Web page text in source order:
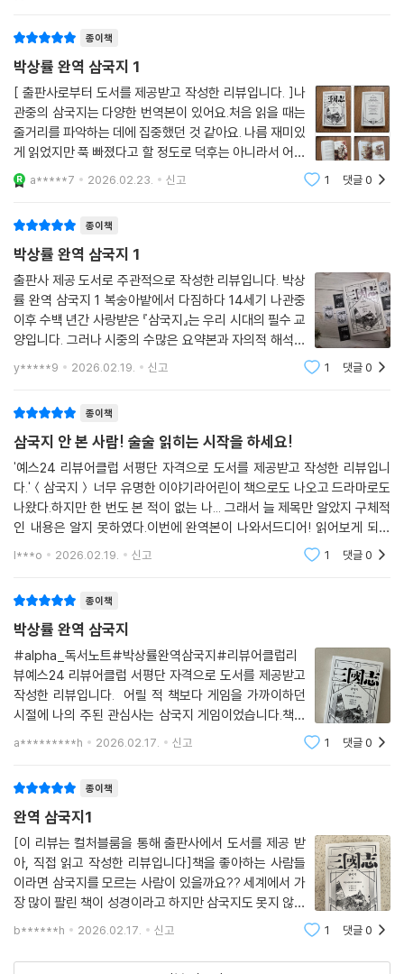
의 활약상이 그려진...그때는 그냥 그림이 멋있어 보이고
종이책
박상률 완역 삼국지 1
[ 출판사로부터 도서를 제공받고 작성한 리뷰입니다. ]나
관중의 삼국지는 다양한 번역본이 있어요.처음 읽을 때는
줄거리를 파악하는 데에 집중했던 것 같아요. 나름 재미있
게 읽었지만 푹 빠졌다고 할 정도로 덕후는 아니라서 어떤
번역본이 더 나은지는 잘 모르겠어요. 물론 번역에 따라
가독성이 달라지기 때문에 독자 입장에서는 자연스럽게
a*****7 2026.02.23. 신고 1 댓글0
종이책
박상률 완역 삼국지 1
출판사 제공 도서로 주관적으로 작성한 리뷰입니다. 박상
률 완역 삼국지 1 복숭아밭에서 다짐하다 14세기 나관중
이후 수백 년간 사랑받은 『삼국지』는 우리 시대의 필수 교
양입니다. 그러나 시중의 수많은 요약본과 자의적 해석을
담은 삼국지 속에서 고전 본연의 목소리는 가려지기 일쑤
였습니다. 신간 『박상률 완역 삼국지』는 “고전이란 원래
y*****9 2026.02.19. 신고 1 댓글0
종이책
삼국지 안 본 사람! 술술 읽히는 시작을 하세요!
'예스24 리뷰어클럽 서평단 자격으로 도서를 제공받고 작성한 리뷰입니
다.'＜삼국지＞ 너무 유명한 이야기라어린이 책으로도 나오고 드라마로도
나왔다.하지만 한 번도 본 적이 없는 나... 그래서 늘 제목만 알았지 구체적
인 내용은 알지 못하였다.이번에 완역본이 나와서드디어! 읽어보게 되었
다.(내용과 별개로 표지가 너무 심플하고 이쁘다...흰색ㅎ)책꽂이에 장편
l***o 2026.02.19. 신고 1 댓글0
종이책
박상률 완역 삼국지
#alpha_독서노트#박상률완역삼국지#리뷰어클럽리
뷰예스24 리뷰어클럽 서평단 자격으로 도서를 제공받고
작성한 리뷰입니다. 어릴 적 책보다 게임을 가까이하던
시절에 나의 주된 관심사는 삼국지 게임이었습니다.책을
처음부터 끝까지 다 읽지는 않았지만 다양한 삼국지 게임
a*********h 2026.02.17. 신고 1 댓글0
종이책
완역 삼국지1
[이 리뷰는 컬처블룸을 통해 출판사에서 도서를 제공 받
아, 직접 읽고 작성한 리뷰입니다]책을 좋아하는 사람들
이라면 삼국지를 모르는 사람이 있을까요?? 세계에서 가
장 많이 팔린 책이 성경이라고 하지만 삼국지도 못지 않게
많은 책이 팔린 책인 것 같네요. 그런데 성경처럼 많이 팔
도 생각보다 없어요. 저도 마찬가지고요. 어
b******h 2026.02.17. 신고 1 댓글0